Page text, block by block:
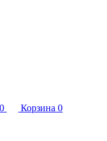
0 Корзина 0